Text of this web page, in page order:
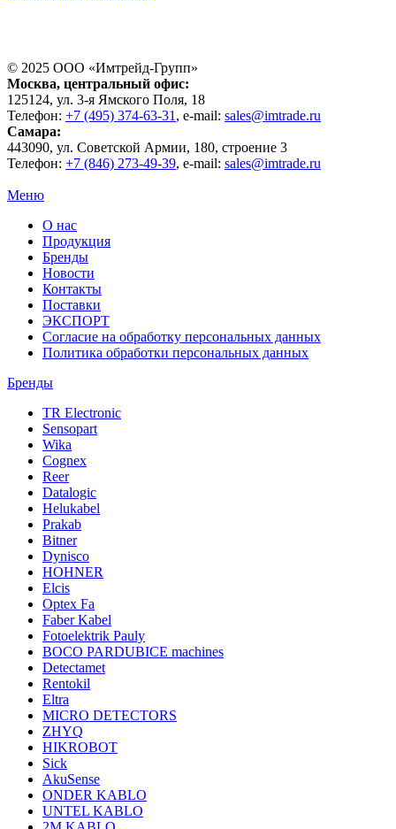
© 2025 ООО «Имтрейд-Групп»
Москва, центральный офис:
125124, ул. 3-я Ямского Поля, 18
Телефон: +7 (495) 374-63-31 , e-mail: sales@imtrade.ru
Самара:
443090, ул. Советской Армии, 180, строение 3
Телефон: +7 (846) 273-49-39, e-mail: sales@imtrade.ru
Меню
О нас
Продукция
Бренды
Новости
Контакты
Поставки
ЭКСПОРТ
Согласие на обработку персональных данных
Политика обработки персональных данных
Бренды
TR Electronic
Sensopart
Wika
Cognex
Reer
Datalogic
Helukabel
Prakab
Bitner
Dynisco
HOHNER
Elcis
Optex Fa
Faber Kabel
Fotoelektrik Pauly
BOCO PARDUBICE machines
Detectamet
Rentokil
Eltra
MICRO DETECTORS
ZHYQ
HIKROBOT
Sick
AkuSense
ONDER KABLO
UNTEL KABLO